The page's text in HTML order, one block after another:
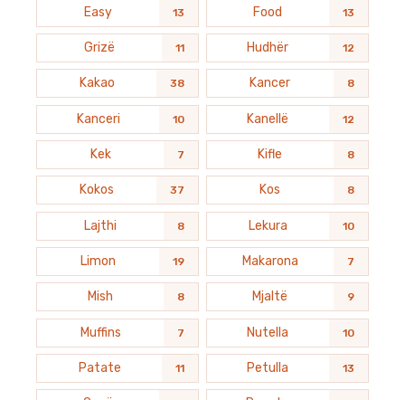
Easy 13 Food 13
Grizë 11 Hudhër 12
Kakao 38 Kancer 8
Kanceri 10 Kanellë 12
Kek 7 Kifle 8
Kokos 37 Kos 8
Lajthi 8 Lekura 10
Limon 19 Makarona 7
Mish 8 Mjaltë 9
Muffins 7 Nutella 10
Patate 11 Petulla 13